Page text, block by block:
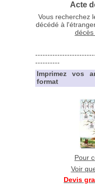
Acte
Vous recherchez
décédé à
----------
Imprimez vos
format
Pour
Voir
Devis